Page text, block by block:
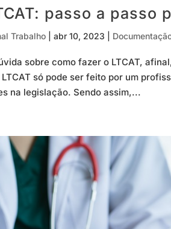
passo a passo
Trabalho |abr 10, 2023
sobre como fazer o LTCAT,
só pode ser feito por um
na legislação. Sendo assim,...